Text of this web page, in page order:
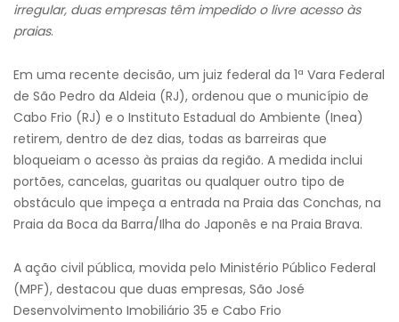
irregular, duas empresas têm impedido o livre acesso às
praias.
Em uma recente decisão, um juiz federal da 1ª Vara Federal
de São Pedro da Aldeia (RJ), ordenou que o município de
Cabo Frio (RJ) e o Instituto Estadual do Ambiente (Inea)
retirem, dentro de dez dias, todas as barreiras que
bloqueiam o acesso às praias da região. A medida inclui
portões, cancelas, guaritas ou qualquer outro tipo de
obstáculo que impeça a entrada na Praia das Conchas, na
Praia da Boca da Barra/Ilha do Japonês e na Praia Brava.
A ação civil pública, movida pelo Ministério Público Federal
(MPF), destacou que duas empresas, São José
Desenvolvimento Imobiliário 35 e Cabo Frio